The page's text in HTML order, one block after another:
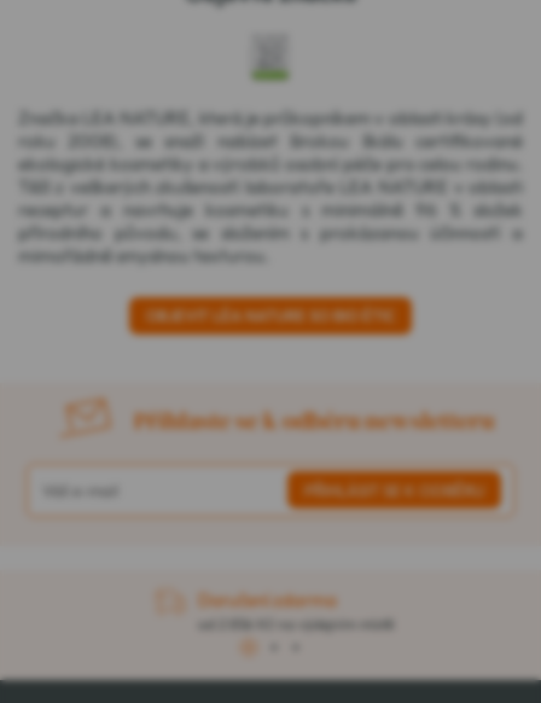
Značka LEA NATURE, která je průkopníkem v oblasti krásy (od
roku 2008), se snaží nabízet širokou škálu certifikované
ekologické kosmetiky a výrobků osobní péče pro celou rodinu.
Těží z veškerých zkušeností laboratoře LEA NATURE v oblasti
receptur a navrhuje kosmetiku s minimálně 96 % složek
přírodního původu, se složením s prokázanou účinností a
mimořádně smyslnou texturou.
OBJEVIT LÉA NATURE SO BIO ÉTIC
Přihlaste se k odběru newsletteru
Doručení zdarma
od 2 856 Kč na výdejním místě